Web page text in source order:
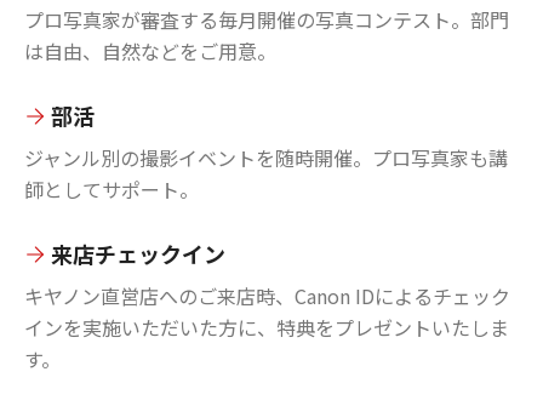
プロ写真家が審査する毎月開催の写真コンテスト。部門
は自由、自然などをご用意。
部活
ジャンル別の撮影イベントを随時開催。プロ写真家も講
師としてサポート。
来店チェックイン
キヤノン直営店へのご来店時、Canon IDによるチェック
インを実施いただいた方に、特典をプレゼントいたしま
す。